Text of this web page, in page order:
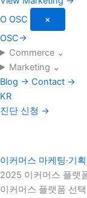
O OSC
×
OSC→
Commerce ⌄
Marketing ⌄
Blog → Contact →
KR
진단 신청 →
이커머스 마케팅·기획
2025 이커머스 플랫
이커머스 플랫폼 선